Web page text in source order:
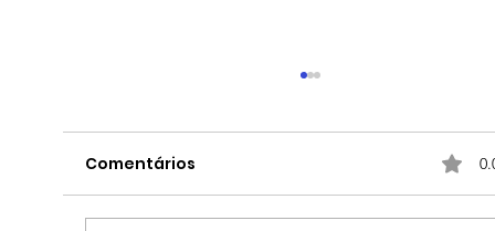
Comentários